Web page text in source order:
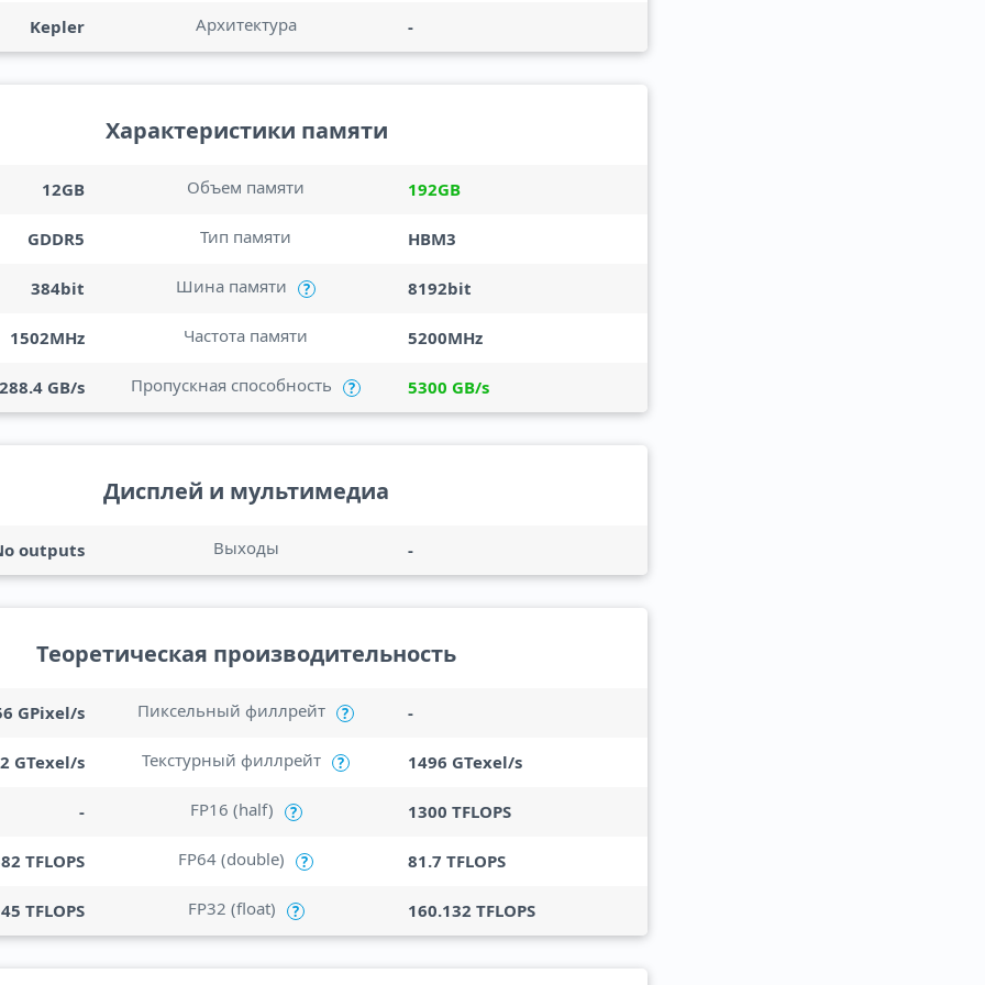
Kepler Архитектура -
Характеристики памяти
12GB Объем памяти 192GB
GDDR5 Тип памяти HBM3
384bit Шина памяти ? 8192bit
1502MHz Частота памяти 5200MHz
288.4 GB/s Пропускная способность ? 5300 GB/s
Дисплей и мультимедиа
outputs Выходы -
Теоретическая производительность
GPixel/s Пиксельный филлрейт ? -
GTexel/s Текстурный филлрейт ? 1496 GTexel/s
- FP16 (half) ? 1300 TFLOPS
TFLOPS FP64 (double) ? 81.7 TFLOPS
TFLOPS FP32 (float) ? 160.132 TFLOPS